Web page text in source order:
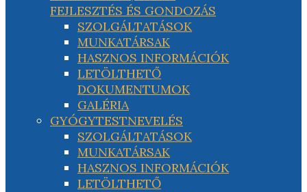
FEJLESZTÉS ÉS GONDOZÁS
SZOLGÁLTATÁSOK
MUNKATÁRSAK
HASZNOS INFORMÁCIÓK
LETÖLTHETŐ
DOKUMENTUMOK
GALÉRIA
GYÓGYTESTNEVELÉS
SZOLGÁLTATÁSOK
MUNKATÁRSAK
HASZNOS INFORMÁCIÓK
LETÖLTHETŐ